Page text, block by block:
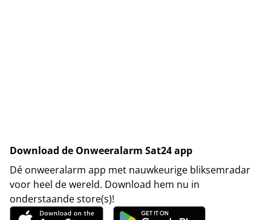
Download de Onweeralarm Sat24 app
Dé onweeralarm app met nauwkeurige bliksemradar
voor heel de wereld. Download hem nu in
onderstaande store(s)!